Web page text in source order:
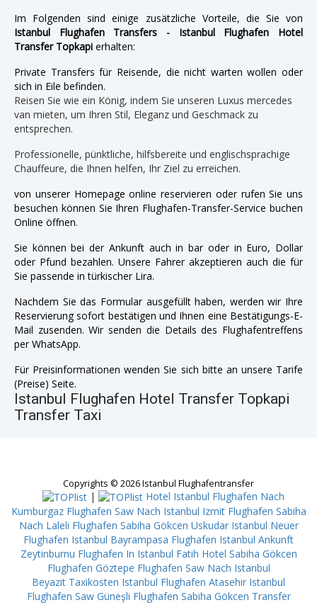
Im Folgenden sind einige zusätzliche Vorteile, die Sie von
Istanbul Flughafen Transfers - Istanbul Flughafen Hotel
Transfer Topkapi erhalten:
Private Transfers für Reisende, die nicht warten wollen oder
sich in Eile befinden.
Reisen Sie wie ein König, indem Sie unseren Luxus mercedes
van mieten, um Ihren Stil, Eleganz und Geschmack zu
entsprechen.
Professionelle, pünktliche, hilfsbereite und englischsprachige
Chauffeure, die Ihnen helfen, Ihr Ziel zu erreichen.
von unserer Homepage online reservieren oder rufen Sie uns
besuchen können Sie Ihren Flughafen-Transfer-Service buchen
Online öffnen.
Sie können bei der Ankunft auch in bar oder in Euro, Dollar
oder Pfund bezahlen. Unsere Fahrer akzeptieren auch die für
Sie passende in türkischer Lira.
Nachdem Sie das Formular ausgefüllt haben, werden wir Ihre
Reservierung sofort bestätigen und Ihnen eine Bestätigungs-E-
Mail zusenden. Wir senden die Details des Flughafentreffens
per WhatsApp.
Für Preisinformationen wenden Sie sich bitte an unsere Tarife
(Preise) Seite.
Istanbul Flughafen Hotel Transfer Topkapi
Transfer Taxi
Copyrights © 2026 Istanbul Flughafentransfer
|
Hotel Istanbul Flughafen Nach
Kumburgaz Flughafen Saw Nach Istanbul Izmit Flughafen Sabiha
Nach Laleli Flughafen Sabiha Gökcen Uskudar Istanbul Neuer
Flughafen Istanbul Bayrampasa Flughafen Istanbul Ankunft
Zeytinburnu Flughafen In Istanbul Fatih Hotel Sabiha Gökcen
Flughafen Göztepe Flughafen Saw Nach Istanbul
Beyazit Taxikosten Istanbul Flughafen Atasehir Istanbul
Flughafen Saw Güneşli Flughafen Sabiha Gökcen Transfer